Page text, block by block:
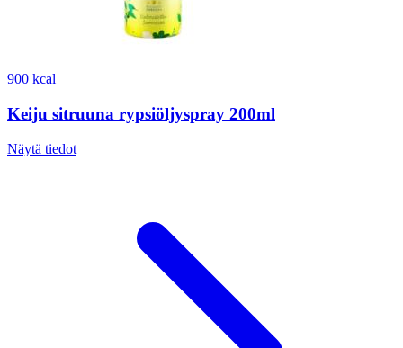
900 kcal
Keiju sitruuna rypsiöljyspray 200ml
Näytä tiedot